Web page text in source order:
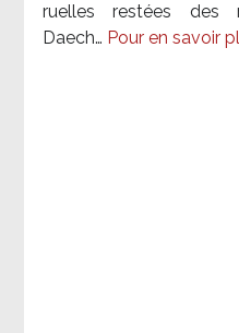
ruelles restées des
Daech… Pour en savoir